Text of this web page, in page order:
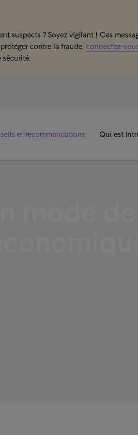
suspects ? Soyez vigilant ! Ces
contre la fraude, connectez-
sécurité.
et recommandations Qui est